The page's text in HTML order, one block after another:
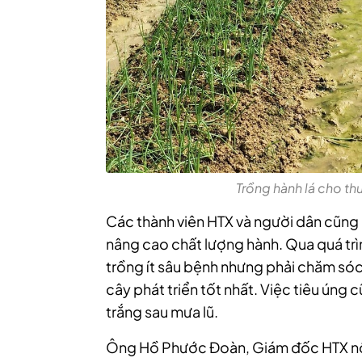
Trồng hành lá cho
Các thành viên HTX và người dân
nâng cao chất lượng hành. Qua quá
trồng ít sâu bệnh nhưng phải chăm
cây phát triển tốt nhất. Việc tiêu úng
trắng sau mưa lũ.
Ông Hồ Phước Đoàn, Giám đốc HTX